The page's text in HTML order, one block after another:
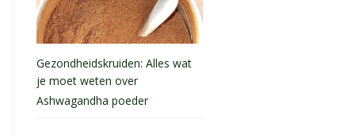
Gezondheidskruiden: Alles wat
je moet weten over
Ashwagandha poeder